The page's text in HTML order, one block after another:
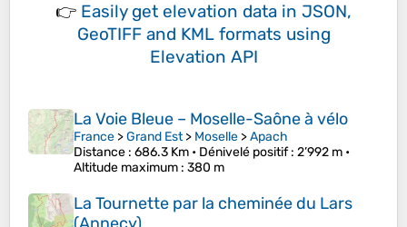
👉 Easily get elevation data in JSON,
GeoTIFF and KML formats using
Elevation API
La Voie Bleue – Moselle-Saône à vélo
France >Grand Est> Moselle >Apach
Distance : 686.3 Km • Dénivelé positif: 2’992 m •
Altitude maximum : 380 m
La Tournette par la cheminée du Lars